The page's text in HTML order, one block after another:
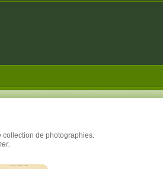
collection de photographies.